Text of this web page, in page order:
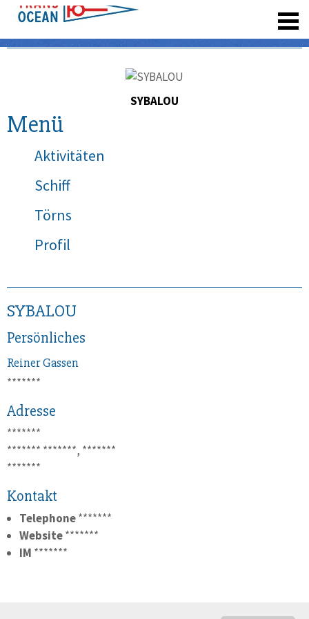
SYBALOU
Menü
Aktivitäten
Schiff
Törns
Profil
SYBALOU
Persönliches
ReinerGassen
*******
Adresse
*******
******* *******, *******
*******
Kontakt
Telephone*******
Website*******
IM *******